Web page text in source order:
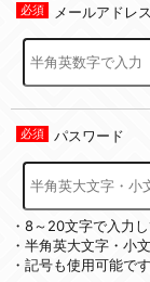
メールアドレス
パスワード
・8～20文字で入力し
・半角英大文字・小
・記号も使用可能です